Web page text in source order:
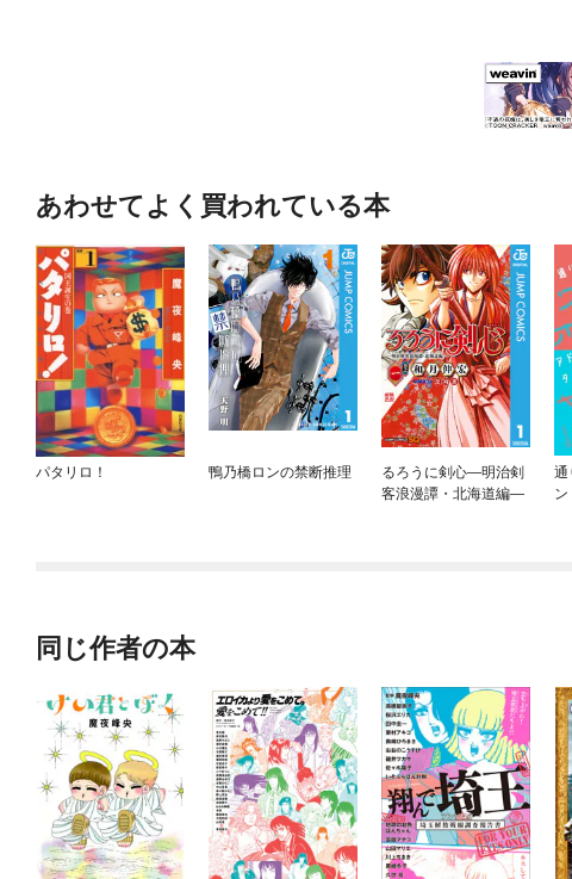
あわせてよく買われている本
パタリロ！ 鴨乃橋ロンの禁断推理
るろうに剣心—明治剣
客浪漫譚・北海道編—
通
ン
同じ作者の本